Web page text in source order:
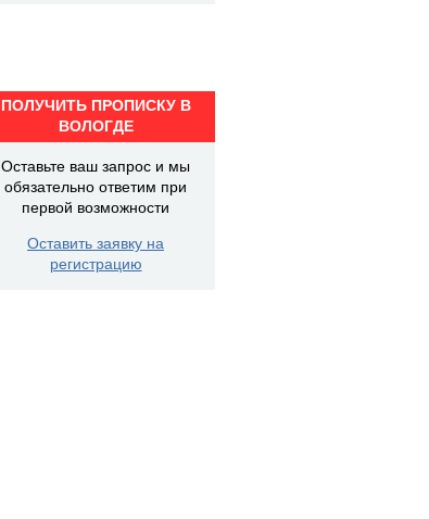
ПОЛУЧИТЬ ПРОПИСКУ В
ВОЛОГДЕ
Оставьте ваш запрос и мы
обязательно ответим при
первой возможности
Оставить заявку на
регистрацию